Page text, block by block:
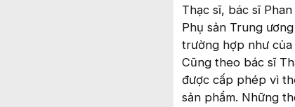
Thạc sĩ, bác sĩ
Phụ sản Trung
trường hợp như
Cũng theo bác sĩ
được cấp phép vì
sản phẩm. Những